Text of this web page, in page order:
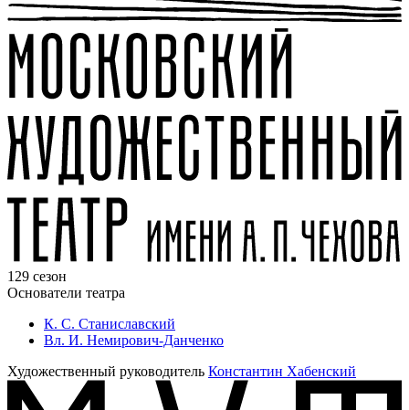
129 сезон
Основатели театра
К. С. Станиславский
Вл. И. Немирович-Данченко
Художественный руководитель Константин Хабенский